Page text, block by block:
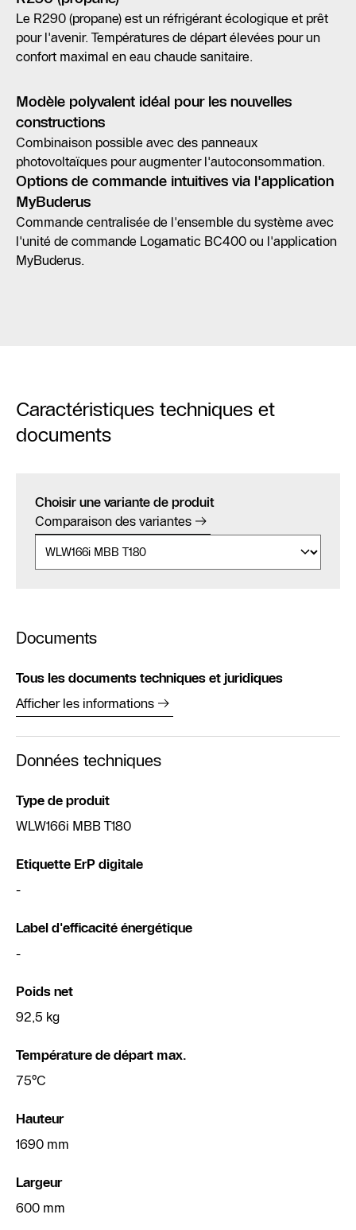
Le R290 (propane) est un réfrigérant écologique et prêt
pour l'avenir. Températures de départ élevées pour un
confort maximal en eau chaude sanitaire.
Modèle polyvalent idéal pour les nouvelles
constructions
Combinaison possible avec des panneaux
photovoltaïques pour augmenter l'autoconsommation.
Options de commande intuitives via l'application
MyBuderus
Commande centralisée de l'ensemble du système avec
l'unité de commande Logamatic BC400 ou l'application
MyBuderus.
Caractéristiques techniques et
documents
Choisir une variante de produit
Comparaison des variantes
Documents
Tous les documents techniques et juridiques
Afficher les informations
Données techniques
Type de produit
WLW166i MBB T180
Etiquette ErP digitale
-
Label d'efficacité énergétique
-
Poids net
92,5 kg
Température de départ max.
75°C
Hauteur
1690 mm
Largeur
600 mm